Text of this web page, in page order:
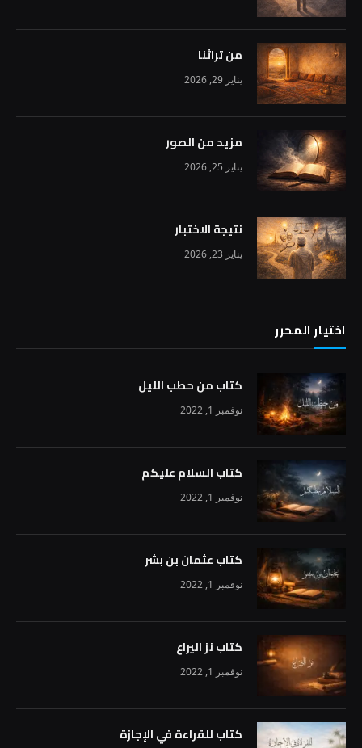
من تراثنا
يناير 29, 2026
مزيد من الصور
يناير 25, 2026
نتيجة الاختبار
يناير 23, 2026
اختيار المحرر
كتاب من حطب الليل
نوفمبر 1, 2022
كتاب السلام عليكم
نوفمبر 1, 2022
كتاب عثمان بن بشر
نوفمبر 1, 2022
كتاب نز اليراع
نوفمبر 1, 2022
كتاب للقراءة في الإجازة